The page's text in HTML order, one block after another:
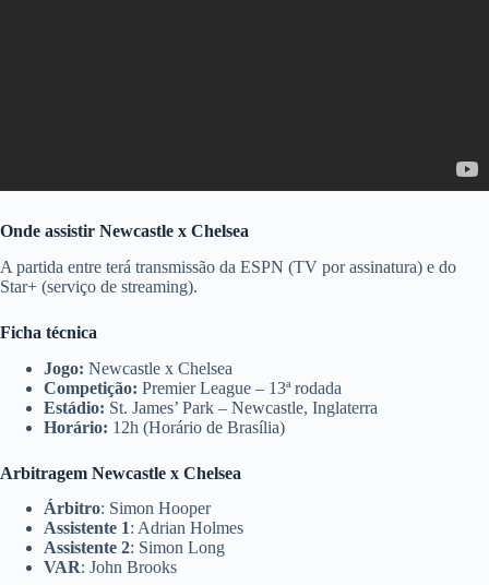
Onde assistir Newcastle x Chelsea
A partida entre terá transmissão da ESPN (TV por assinatura) e do
Star+ (serviço de streaming).
Ficha técnica
Jogo: Newcastle x Chelsea
Competição: Premier League – 13ª rodada
Estádio: St. James’ Park – Newcastle, Inglaterra
Horário: 12h (Horário de Brasília)
Arbitragem Newcastle x Chelsea
Árbitro: Simon Hooper
Assistente 1: Adrian Holmes
Assistente 2: Simon Long
VAR: John Brooks